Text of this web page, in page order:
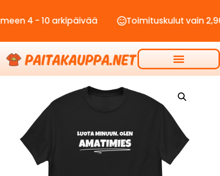
10 arkipäivää Toimituskulut vain 2,90€